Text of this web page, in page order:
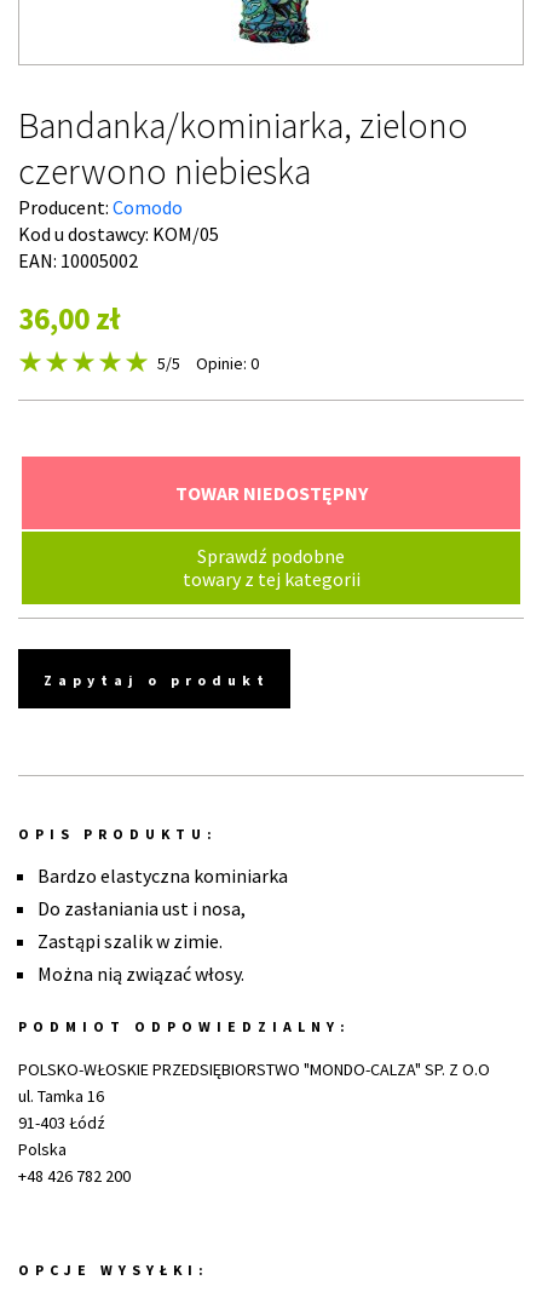
Bandanka/kominiarka, zielono
czerwono niebieska
Producent: Comodo
Kod u dostawcy: KOM/05
EAN: 10005002
36,00 zł
5/5 Opinie: 0
TOWAR NIEDOSTĘPNY
Sprawdź podobne
towary z tej kategorii
Zapytaj o produkt
OPIS PRODUKTU:
Bardzo elastyczna kominiarka
Do zasłaniania ust i nosa,
Zastąpi szalik w zimie.
Można nią związać włosy.
PODMIOT ODPOWIEDZIALNY:
POLSKO-WŁOSKIE PRZEDSIĘBIORSTWO "MONDO-CALZA" SP. Z O.O
ul. Tamka 16
91-403 Łódź
Polska
+48 426 782 200
OPCJE WYSYŁKI: